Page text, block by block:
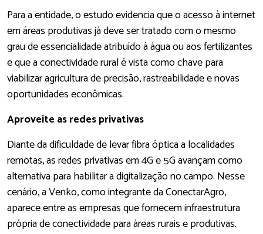
Para a entidade, o estudo evidencia que o acesso à internet
em áreas produtivas já deve ser tratado com o mesmo
grau de essencialidade atribuído à água ou aos fertilizantes
e que a conectividade rural é vista como chave para
viabilizar agricultura de precisão, rastreabilidade e novas
oportunidades econômicas.
Aproveite as redes privativas
Diante da dificuldade de levar fibra óptica a localidades
remotas, as redes privativas em 4G e 5G avançam como
alternativa para habilitar a digitalização no campo. Nesse
cenário, a Venko, como integrante da ConectarAgro,
aparece entre as empresas que fornecem infraestrutura
própria de conectividade para áreas rurais e produtivas.